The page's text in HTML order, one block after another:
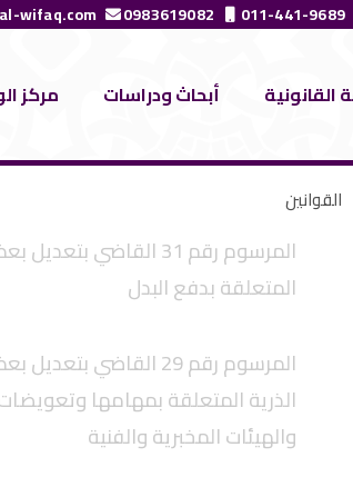
011-441-9689
0983619082
wifaq.com
القانونية أبحاث ودراسات مركز
القوانين
المرسوم رقم 31
المتعلقة بدفع البدل
المرسوم رقم 29
الذرية المتعلقة بمهامها
والهيئات المخبرية والفنية
Page
Page